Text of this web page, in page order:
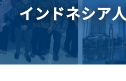
インドネシア